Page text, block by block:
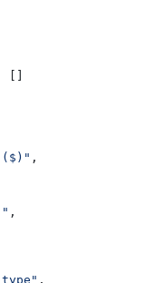
[]
($)" ,
,
,